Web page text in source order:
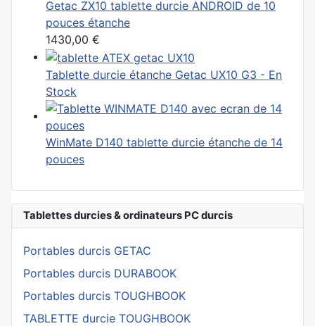
Tablettes durcies & ordinateurs PC durcis
Portables durcis GETAC
Portables durcis DURABOOK
Portables durcis TOUGHBOOK
TABLETTE durcie TOUGHBOOK
Getac ZX10 tablette durcie ANDROID de 10
pouces étanche
1430,00 €
Tablette durcie étanche Getac UX10 G3 - En
Stock
WinMate D140 tablette durcie étanche de 14
pouces